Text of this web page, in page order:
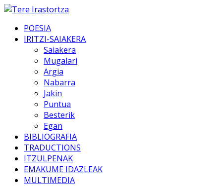
POESIA
IRITZI-SAIAKERA
Saiakera
Mugalari
Argia
Nabarra
Jakin
Puntua
Besterik
Egan
BIBLIOGRAFIA
TRADUCTIONS
ITZULPENAK
EMAKUME IDAZLEAK
MULTIMEDIA